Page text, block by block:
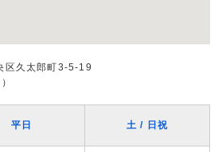
区久太郎町3-5-19
平日 土 / 日祝